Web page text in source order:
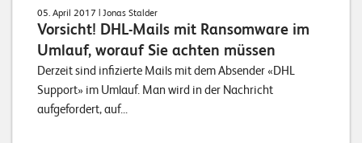
05. April 2017 | Jonas Stalder
Vorsicht! DHL-Mails mit Ransomware im
Umlauf, worauf Sie achten müssen
Derzeit sind infizierte Mails mit dem Absender «DHL
Support» im Umlauf. Man wird in der Nachricht
aufgefordert, auf...